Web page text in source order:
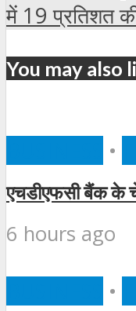
में 19 प्रतिशत की
You may also
•
एचडीएफसी बैंक के
6 hours ago
•